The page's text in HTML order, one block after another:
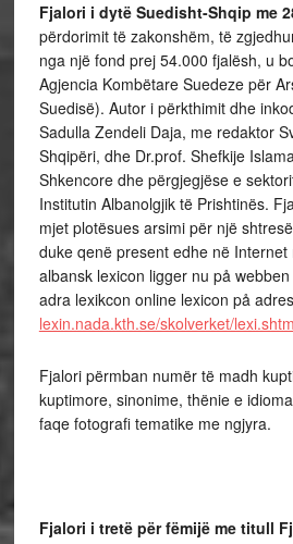
Fjalori i dytë Suedisht-Shqip me
përdorimit të zakonshëm, të
nga një fond prej 54.000 fjalësh, u
Agjencia Kombëtare Suedeze për
Suedisë). Autor i përkthimit dhe
Sadulla Zendeli Daja, me redaktor
Shqipëri, dhe Dr.prof. Shefkije
Shkencore dhe përgjegjëse e
Institutin Albanolgjik të Prishtinës.
mjet plotësues arsimi për një
duke qenë present edhe në Internet
albansk lexicon ligger nu på
adra lexikcon online lexicon på
lexin.nada.kth.se/skolverket/
Fjalori përmban numër të madh
kuptimore, sinonime, thënie e
faqe fotografi tematike me ngjyra.
Fjalori i tretë për fëmijë me titull